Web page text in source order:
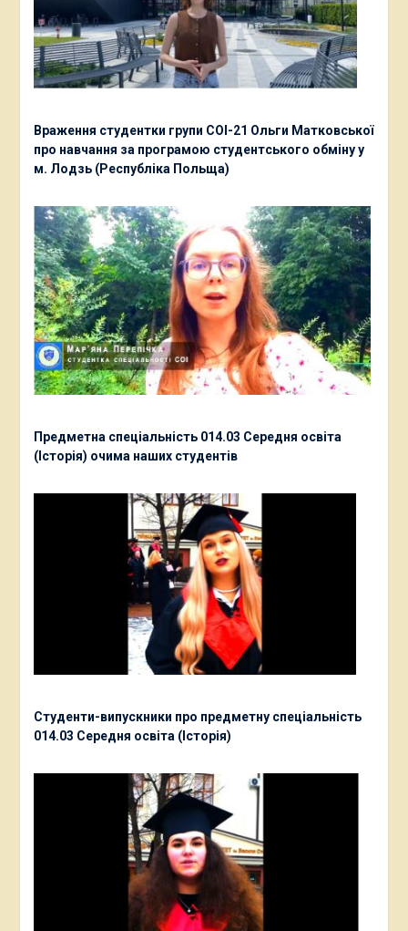
Враження студентки групи СОІ-21 Ольги Матковської
про навчання за програмою студентського обміну у
м. Лодзь (Республіка Польща)
Предметна спеціальність 014.03 Середня освіта
(Історія) очима наших студентів
Студенти-випускники про предметну спеціальність
014.03 Середня освіта (Історія)